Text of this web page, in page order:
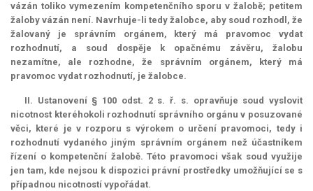
vázán toliko vymezením kompetenčního sporu v žalobě; petitem
žaloby vázán není. Navrhuje-li tedy žalobce, aby soud rozhodl, že
žalovaný je správním orgánem, který má pravomoc vydat
rozhodnutí, a soud dospěje k opačnému závěru, žalobu
nezamítne, ale rozhodne, že správním orgánem, který má
pravomoc vydat rozhodnutí, je žalobce.
II. Ustanovení § 100 odst. 2 s. ř. s. opravňuje soud vyslovit
nicotnost kteréhokoli rozhodnutí správního orgánu v posuzované
věci, které je v rozporu s výrokem o určení pravomoci, tedy i
rozhodnutí vydaného jiným správním orgánem než účastníkem
řízení o kompetenční žalobě. Této pravomoci však soud využije
jen tam, kde nejsou k dispozici právní prostředky umožňující se s
případnou nicotností vypořádat.